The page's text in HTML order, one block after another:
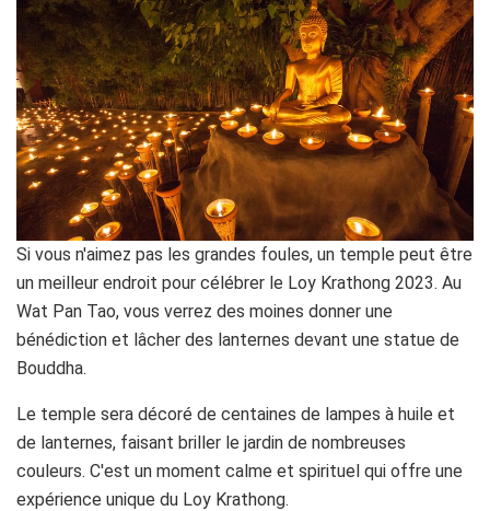
Si vous n'aimez pas les grandes foules, un temple peut être
un meilleur endroit pour célébrer le Loy Krathong 2023. Au
Wat Pan Tao, vous verrez des moines donner une
bénédiction et lâcher des lanternes devant une statue de
Bouddha.
Le temple sera décoré de centaines de lampes à huile et
de lanternes, faisant briller le jardin de nombreuses
couleurs. C'est un moment calme et spirituel qui offre une
expérience unique du Loy Krathong.